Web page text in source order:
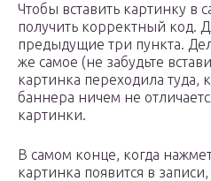
Чтобы вставить картинку в
получить корректный код.
предыдущие три пункта.
же самое (не забудьте
картинка переходила туда,
баннера ничем не
картинки.
В самом конце, когда
картинка появится в